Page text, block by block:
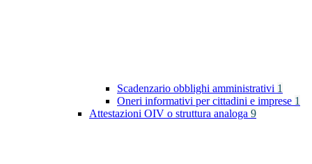
Scadenzario obblighi amministrativi 1
Oneri informativi per cittadini e imprese 1
Attestazioni OIV o struttura analoga 9